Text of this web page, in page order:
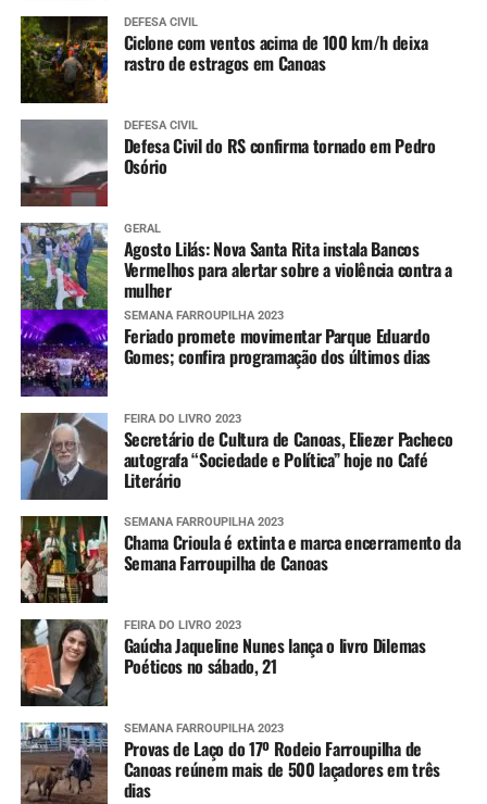
de lento declínio, já retornando para cota de alerta
em Campo Bom.
Nível de rios e lagos
Mais informações
Informações sobre os pontos com bloqueios parciais e
totais nas estradas do RS e situação das barragens, além
meteorológico podem ser conferidas nos links abaixo.
Pontos de bloqueios parciais e totais nas
rodovias
Situação das barragens
Aviso e alertas da Defesa Civil estadual
Imagens do radar meteorológico da Defesa
Civil estadual
Alertas
Para aumentar o nível de prevenção, as pessoas podem se
cadastrar para receberem os alertas meteorológicos da
Defesa Civil estadual. Para isso, é necessário enviar o CEP
da localidade por SMS para o número 40199. Em seguida,
uma confirmação é enviada, tornando o número
disponível para receber as informações sempre que elas
forem divulgadas.
DEFESA CIVIL
Ciclone com ventos acima de 100 km/h deixa
rastro de estragos em Canoas
DEFESA CIVIL
Defesa Civil do RS confirma tornado em Pedro
Osório
GERAL
Agosto Lilás: Nova Santa Rita instala Bancos
Vermelhos para alertar sobre a violência contra a
mulher
SEMANA FARROUPILHA 2023
Feriado promete movimentar Parque Eduardo
Gomes; confira programação dos últimos dias
FEIRA DO LIVRO 2023
Secretário de Cultura de Canoas, Eliezer Pacheco
autografa “Sociedade e Política” hoje no Café
Literário
SEMANA FARROUPILHA 2023
Chama Crioula é extinta e marca encerramento da
Semana Farroupilha de Canoas
FEIRA DO LIVRO 2023
Gaúcha Jaqueline Nunes lança o livro Dilemas
Poéticos no sábado, 21
SEMANA FARROUPILHA 2023
Provas de Laço do 17º Rodeio Farroupilha de
Canoas reúnem mais de 500 laçadores em três
dias